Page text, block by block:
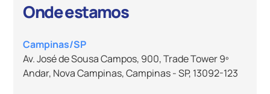
Onde estamos
Campinas/SP
Av. José de Sousa Campos, 900, Trade Tower 9º
Andar, Nova Campinas, Campinas - SP, 13092-123